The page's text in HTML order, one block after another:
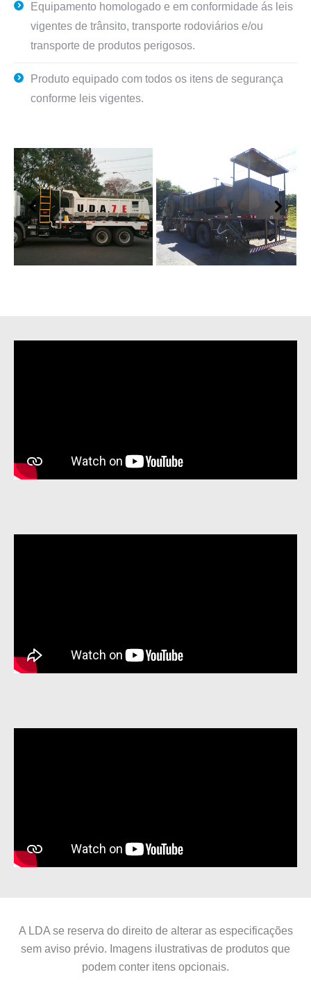
Equipamento homologado e em conformidade ás leis
vigentes de trânsito, transporte rodoviários e/ou
transporte de produtos perigosos.
Produto equipado com todos os itens de segurança
conforme leis vigentes.
A LDA se reserva do direito de alterar as especificações
sem aviso prévio. Imagens ilustrativas de produtos que
podem conter itens opcionais.